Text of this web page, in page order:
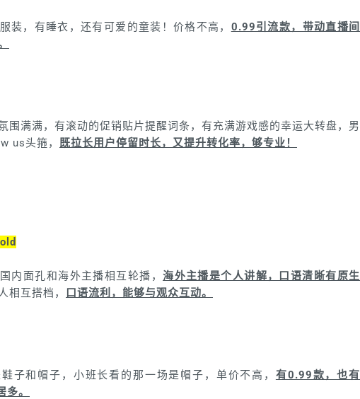
装，有睡衣，还有可爱的童装！价格不高， 0.99引流款，带动直播间
围满满，有滚动的促销贴片提醒词条，有充满游戏感的幸运大转盘，男
us头箍， 既拉长用户停留时长，又提升转化率，够专业！
国内面孔和海外主播相互轮播，海外主播是个人讲解，口语清晰有原生
相互搭档， 口语流利，能够与观众互动。
鞋子和帽子，小班长看的那一场是帽子，单价不高， 有0.99款，也有
。